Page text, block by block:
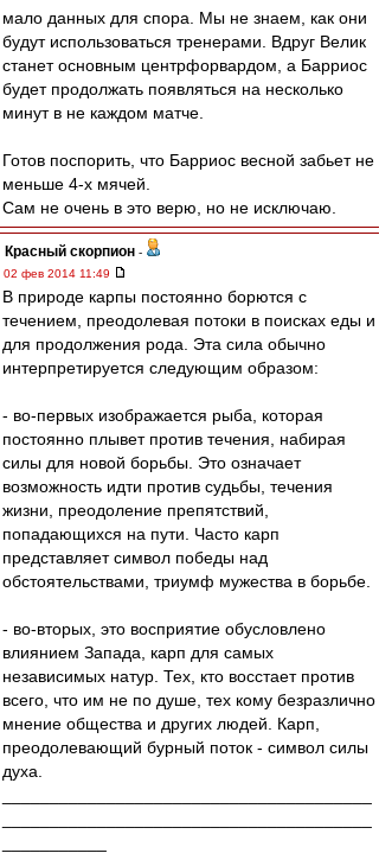
мало данных для спора. Мы не знаем, как они
будут использоваться тренерами. Вдруг Велик
станет основным центрфорвардом, а Барриос
будет продолжать появляться на несколько
минут в не каждом матче.
Готов поспорить, что Барриос весной забьет не
меньше 4-х мячей.
Сам не очень в это верю, но не исключаю.
Красный скорпион -
02 фев 2014 11:49
В природе карпы постоянно борются с
течением, преодолевая потоки в поисках еды и
для продолжения рода. Эта сила обычно
интерпретируется следующим образом:
- во-первых изображается рыба, которая
постоянно плывет против течения, набирая
силы для новой борьбы. Это означает
возможность идти против судьбы, течения
жизни, преодоление препятствий,
попадающихся на пути. Часто карп
представляет символ победы над
обстоятельствами, триумф мужества в борьбе.
- во-вторых, это восприятие обусловлено
влиянием Запада, карп для самых
независимых натур. Тех, кто восстает против
всего, что им не по душе, тех кому безразлично
мнение общества и других людей. Карп,
преодолевающий бурный поток - символ силы
духа.